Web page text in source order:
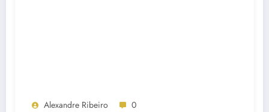
Alexandre Ribeiro 0